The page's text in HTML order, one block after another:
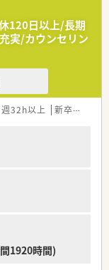
置づけ、調剤薬局を
地域の健康をトータ
わりの買い物にも非
自主的に学習する意
120日以上/長期
実/カウンセリン
週32h以上 新卒可
1920時間)